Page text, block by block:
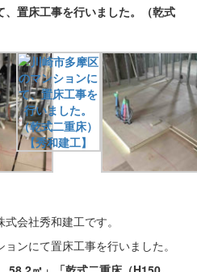
、置床工事を行いました。（乾式
会社秀和建工です。
ンにて置床工事を行いました。